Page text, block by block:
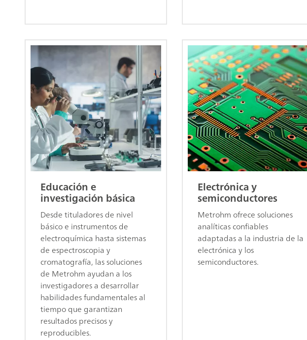
Educación e
investigación básica
Desde tituladores de nivel
básico e instrumentos de
electroquímica hasta sistemas
de espectroscopia y
cromatografía, las soluciones
de Metrohm ayudan a los
investigadores a desarrollar
habilidades fundamentales al
tiempo que garantizan
resultados precisos y
reproducibles.
Electrónica y
semiconductores
Metrohm ofrece soluciones
analíticas confiables
adaptadas a la industria de la
electrónica y los
semiconductores.